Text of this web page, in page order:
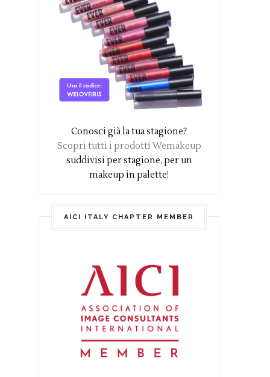
Conosci già la tua stagione?
Scopri tutti i prodotti Wemakeup
suddivisi per stagione, per un
makeup in palette!
AICI ITALY CHAPTER MEMBER